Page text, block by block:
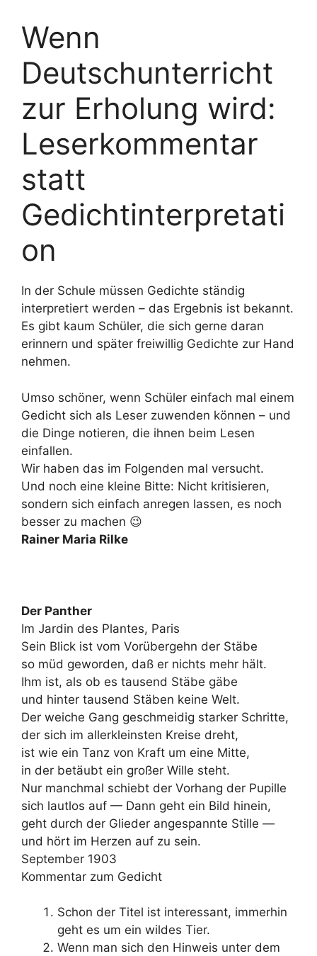
Wenn
Deutschunterricht
zur Erholung wird:
Leserkommentar
statt
Gedichtinterpretati
on
In der Schule müssen Gedichte ständig
interpretiert werden – das Ergebnis ist bekannt.
Es gibt kaum Schüler, die sich gerne daran
erinnern und später freiwillig Gedichte zur Hand
nehmen.
Umso schöner, wenn Schüler einfach mal einem
Gedicht sich als Leser zuwenden können – und
die Dinge notieren, die ihnen beim Lesen
einfallen.
Wir haben das im Folgenden mal versucht.
Und noch eine kleine Bitte: Nicht kritisieren,
sondern sich einfach anregen lassen, es noch
besser zu machen 😉
Rainer Maria Rilke
Der Panther
Im Jardin des Plantes, Paris
Sein Blick ist vom Vorübergehn der Stäbe
so müd geworden, daß er nichts mehr hält.
Ihm ist, als ob es tausend Stäbe gäbe
und hinter tausend Stäben keine Welt.
Der weiche Gang geschmeidig starker Schritte,
der sich im allerkleinsten Kreise dreht,
ist wie ein Tanz von Kraft um eine Mitte,
in der betäubt ein großer Wille steht.
Nur manchmal schiebt der Vorhang der Pupille
sich lautlos auf — Dann geht ein Bild hinein,
geht durch der Glieder angespannte Stille —
und hört im Herzen auf zu sein.
September 1903
Kommentar zum Gedicht
Schon der Titel ist interessant, immerhin
geht es um ein wildes Tier.
Wenn man sich den Hinweis unter dem